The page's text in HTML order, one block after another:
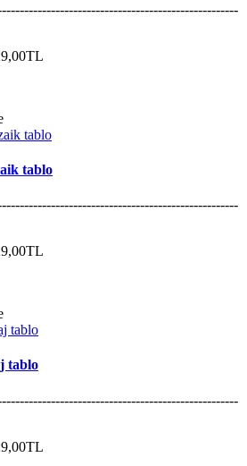
tablo
tablo